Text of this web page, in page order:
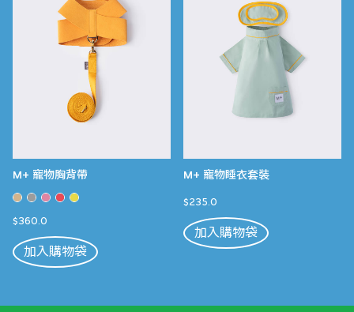
M+ 寵物胸背帶
$360.0
加入購物袋
M+ 寵物睡衣套裝
$235.0
加入購物袋